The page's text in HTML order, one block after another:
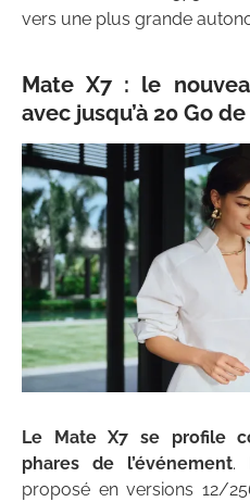
vers une plus grande
Mate X7 : le
avec jusqu’à 20 Go de
Le Mate X7 se profile
phares de l’événement.
proposé en versions 12/